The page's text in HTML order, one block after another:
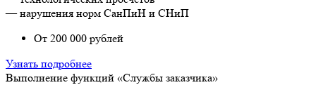
— нарушения норм СанПиН и СНиП
От 200 000 рублей
Узнать подробнее
Выполнение функций «Службы заказчика»